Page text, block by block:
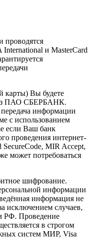
проводятся
International и MasterCard
карты) Вы будете
ПАО СБЕРБАНК.
информации
с использованием
если Ваш банк
проведения интернет-
MIR Accept,
может потребоваться
шифрование.
информации
информация не
исключением случаев,
РФ. Проведение
в строгом
систем МИР, Visa